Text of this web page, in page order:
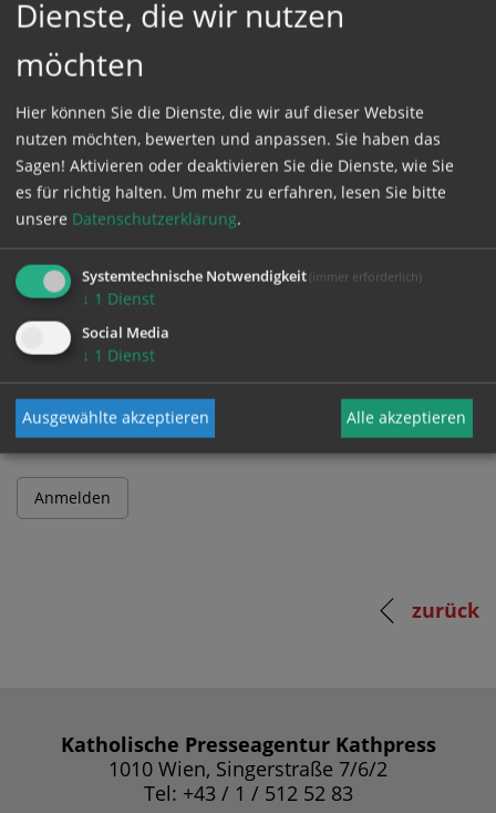
ProduktKathpress_online.
GESCHÜTZTER BEREICH
Bitte melden Sie sich mit Ihrem Benutzernamen
und Passwort an.
Benutzername
zurück
Katholische Presseagentur Kathpress
1010 Wien, Singerstraße 7/6/2
Tel: +43 / 1 / 512 52 83
Dienste, die wir nutzen
möchten
Hier können Sie die Dienste, die wir auf dieser Website
nutzen möchten, bewerten und anpassen. Sie haben das
Sagen! Aktivieren oder deaktivieren Sie die Dienste, wie Sie
es für richtig halten. Um mehr zu erfahren, lesen Sie bitte
unsere Datenschutzerklärung.
Systemtechnische Notwendigkeit (immer erforderlich)
↓ 1 Dienst
Social Media
↓ 1 Dienst
Ausgewählte akzeptieren Alle akzeptieren